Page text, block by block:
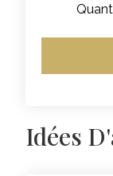
Idées